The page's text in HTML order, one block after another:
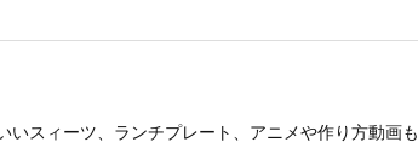
スィーツ、ランチプレート、アニメや作り方動画も